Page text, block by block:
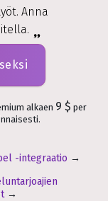
Anna
alkaen 9 $ per
-integraatio →
→